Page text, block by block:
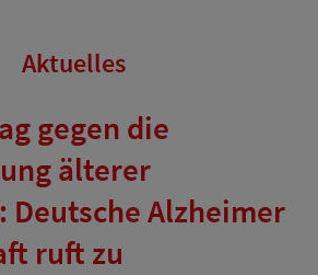
Aktuelles
gegen die
älterer
Deutsche Alzheimer
ruft zu